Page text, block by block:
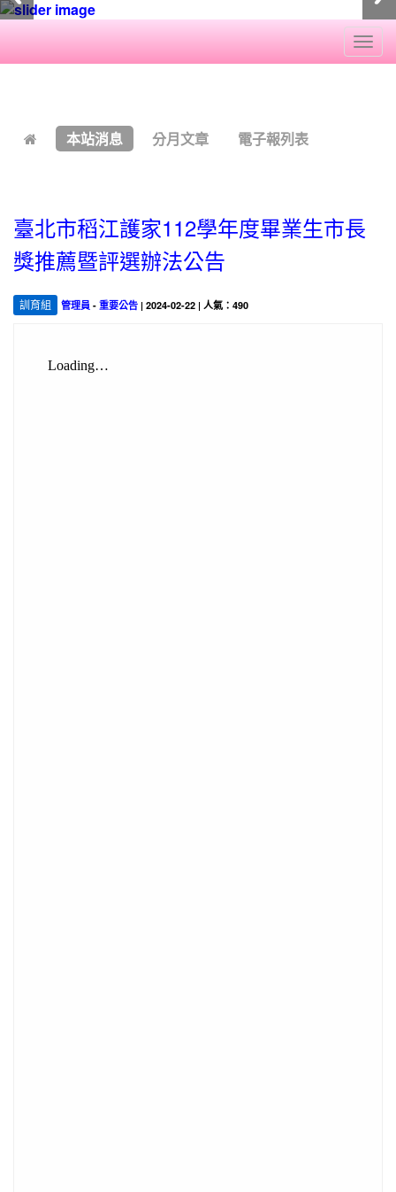
本站消息 分月文章 電子報列表
臺北市稻江護家112學年度畢業生市長
獎推薦暨評選辦法公告
訓育組 管理員 -重要公告 | 2024-02-22 | 人氣：490